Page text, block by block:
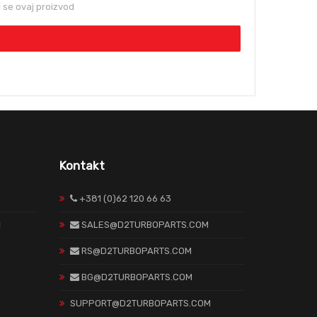
ovaj proizvod
Kontakt
+381 (0)62 120 66 63
SALES@D2TURBOPARTS.COM
RS@D2TURBOPARTS.COM
BG@D2TURBOPARTS.COM
SUPPORT@D2TURBOPARTS.COM